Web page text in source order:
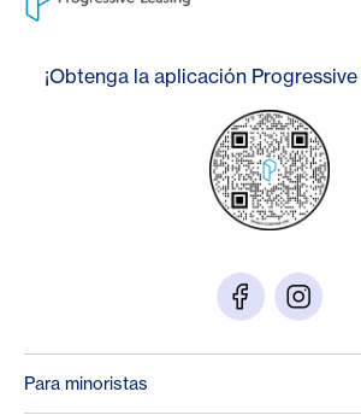
¡Obtenga la aplicación
Para minoristas